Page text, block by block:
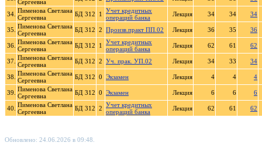
Сергеевна
34. Пименова Светлана
Сергеевна
БД 312 1
Учет кредитных
операций банка
Лекция 34 34 34
35. Пименова Светлана
Сергеевна
БД 312 2 Произв.практ ПП.02 Лекция 36 35 36
36. Пименова Светлана
Сергеевна
БД 312 1
Учет кредитных
операций банка
Лекция 62 61 62
37. Пименова Светлана
Сергеевна
БД 312 2 Уч. прак. УП.02 Лекция 34 33 34
38. Пименова Светлана
Сергеевна
БД 312 0 Экзамен Лекция 4 4 4
39. Пименова Светлана
Сергеевна
БД 312 0 Экзамен Лекция 6 6 6
40. Пименова Светлана
Сергеевна
БД 312 2 Учет кредитных
операций банка
Лекция 62 61 62
Обновлено: 24.06.2026 в 09:48.